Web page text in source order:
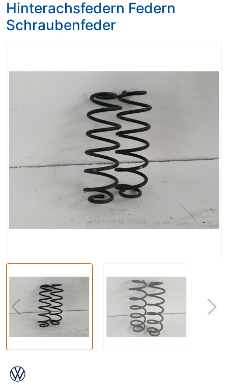
Hinterachsfedern Federn
Schraubenfeder